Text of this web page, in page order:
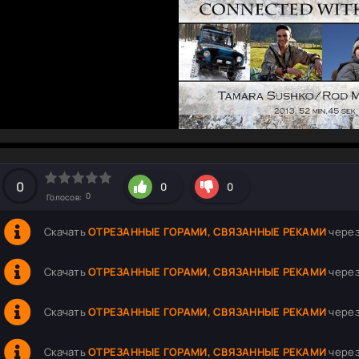
hd2160
hd1440
highres
hd1080
hd720
large
medium
small
tiny
0
Голосов: 0
0 0
СкачатьОТРЕЗАННЫЕ ГОРАМИ, СВЯЗАННЫЕ РЕКАМИ
СкачатьОТРЕЗАННЫЕ ГОРАМИ, СВЯЗАННЫЕ РЕКАМИ
СкачатьОТРЕЗАННЫЕ ГОРАМИ, СВЯЗАННЫЕ РЕКАМИ
СкачатьОТРЕЗАННЫЕ ГОРАМИ, СВЯЗАННЫЕ РЕКАМИ